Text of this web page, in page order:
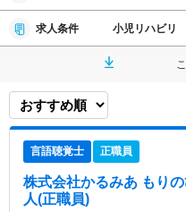
求人条件 小児リハビリ
言語聴覚士 正職員
株式会社かるみあ もり
人(正職員)